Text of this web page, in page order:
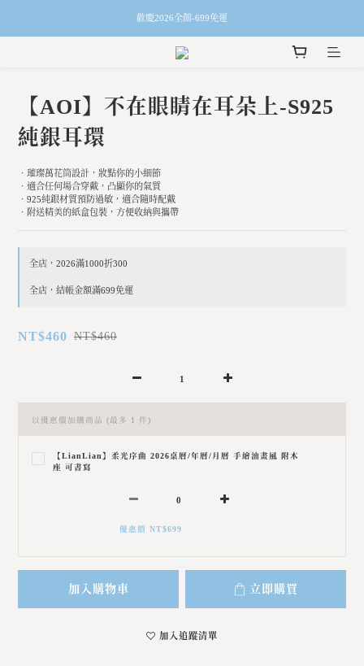
歡慶2026全館-699免運
【AOI】不在眼睛在耳朵上-S925
純銀耳環
‧璀璨萬花筒設計，妝點你的小細節
‧適合任何場合穿戴，凸顯你的氣質
‧925純銀材質預防過敏，適合隨時配戴
‧附送精美的紙盒包裝，方便收納與攜帶
全店，2026滿1000折300
全店，結帳金額滿699免運
NT$460 NT$460
以優惠價加購商品 (最多 1 件)
【LianLian】柔光序曲 2026桌曆/年曆/月曆 手繪油畫風 附木
座 可書寫
優惠價 NT$699
加入購物車 立即購買
加入追蹤清單